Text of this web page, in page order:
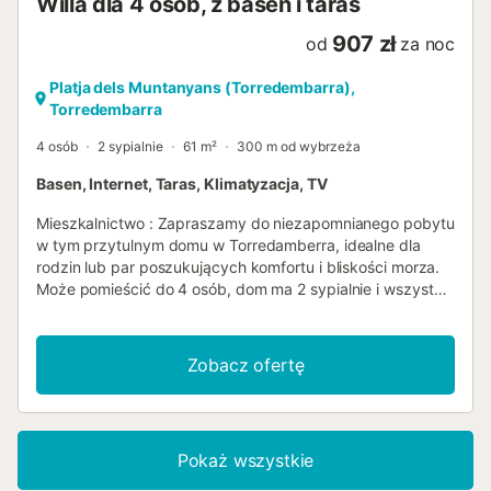
od 907 zł za noc
Platja dels Muntanyans (Torredembarra),
Torredembarra
4 osób 2 sypialnie 61 m² 300 m od wybrzeża
Basen, Internet, Taras, Klimatyzacja, TV
Mieszkalnictwo : Zapraszamy do niezapomnianego pobytu
w tym przytulnym domu w Torredamberra, idealne dla
rodzin lub par poszukujących komfortu i bliskości morza.
Może pomieścić do 4 osób, dom ma 2 sypialnie i wszystkie
parterze znajduje się klimatyzowany salon, idealny do
relaksu po dniu na plaży. W pełni wyposażona kuchnia
otwiera się na prywatne patio z grillem i weranda
wyposażone w drewniany stół i krzesła, idealne do
zapewnia miłą temperaturę przez cały pobyt. Balkon
głównej sypialni oferuje widok na morze. Posiada Wi- Fi i
Zobacz ofertę
Pokaż wszystkie